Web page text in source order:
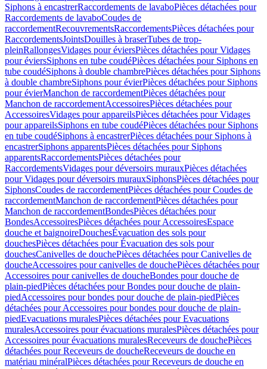
Siphons à encastrerRaccordements de lavaboPièces détachées pour
Raccordements de lavaboCoudes de
raccordementRecouvrementsRaccordementsPièces détachées pour
RaccordementsJointsDouilles à braserTubes de trop-
pleinRallongesVidages pour éviersPièces détachées pour Vidages
pour éviersSiphons en tube coudéPièces détachées pour Siphons en
tube coudéSiphons à double chambrePièces détachées pour Siphons
à double chambreSiphons pour évierPièces détachées pour Siphons
pour évierManchon de raccordementPièces détachées pour
Manchon de raccordementAccessoiresPièces détachées pour
AccessoiresVidages pour appareilsPièces détachées pour Vidages
pour appareilsSiphons en tube coudéPièces détachées pour Siphons
en tube coudéSiphons à encastrerPièces détachées pour Siphons à
encastrerSiphons apparentsPièces détachées pour Siphons
apparentsRaccordementsPièces détachées pour
RaccordementsVidages pour déversoirs murauxPièces détachées
pour Vidages pour déversoirs murauxSiphonsPièces détachées pour
SiphonsCoudes de raccordementPièces détachées pour Coudes de
raccordementManchon de raccordementPièces détachées pour
Manchon de raccordementBondesPièces détachées pour
BondesAccessoiresPièces détachées pour AccessoiresEspace
douche et baignoireDouchesÉvacuation des sols pour
douchesPièces détachées pour Évacuation des sols pour
douchesCanivelles de douchePièces détachées pour Canivelles de
doucheAccessoires pour canivelles de douchePièces détachées pour
Accessoires pour canivelles de doucheBondes pour douche de
plain-piedPièces détachées pour Bondes pour douche de plain-
piedAccessoires pour bondes pour douche de plain-piedPièces
détachées pour Accessoires pour bondes pour douche de plain-
piedEvacuations muralesPièces détachées pour Evacuations
muralesAccessoires pour évacuations muralesPièces détachées pour
Accessoires pour évacuations muralesReceveurs de douchePièces
détachées pour Receveurs de doucheReceveurs de douche en
matériau minéralPièces détachées pour Receveurs de douche en